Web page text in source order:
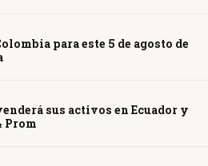
para este 5 de agosto de
sus activos en Ecuador y
Prom